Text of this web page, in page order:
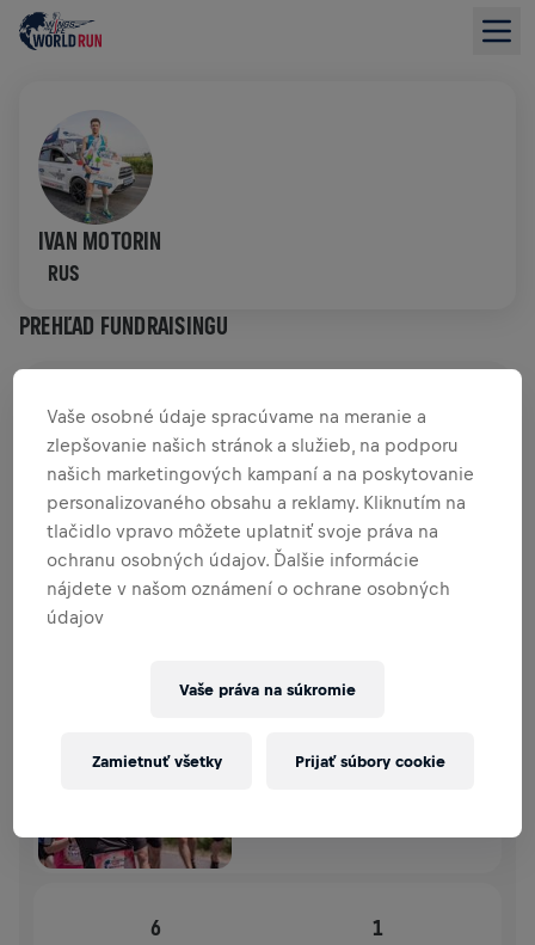
IVAN MOTORIN
RUS
PREHĽAD FUNDRAISINGU
PRÍSPEVKY PRISPIEŤ
Prispej k zmene! 100 % z tvojho príspevku putuje
priamo na výskum poranení miechy.
HISTÓRIA
09. 5. 2021
6 1
Vaše osobné údaje spracúvame na meranie a
zlepšovanie našich stránok a služieb, na podporu
našich marketingových kampaní a na poskytovanie
personalizovaného obsahu a reklamy. Kliknutím na
tlačidlo vpravo môžete uplatniť svoje práva na
ochranu osobných údajov. Ďalšie informácie
nájdete v našom oznámení o ochrane osobných
údajov
Vaše práva na súkromie
Zamietnuť všetky Prijať súbory cookie